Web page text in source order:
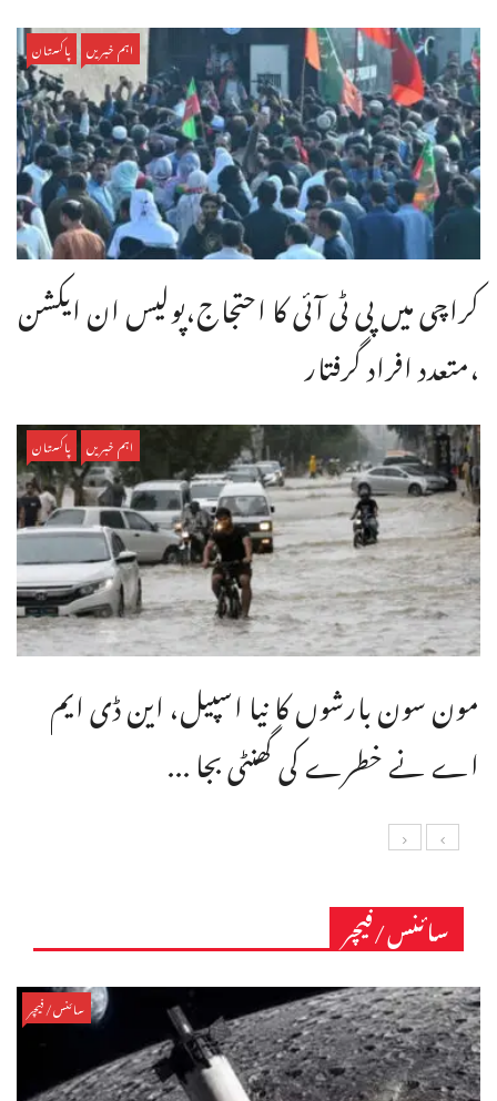
اہم خبریں پاکستان
کراچی میں پی ٹی آئی کا احتجاج،پولیس ان ایکشن
،متعدد افراد گرفتار
اہم خبریں پاکستان
مون سون بارشوں کا نیا اسپیل، این ڈی ایم
اے نے خطرے کی گھنٹی بجا ...
سائنس/فیچر
سائنس/فیچر